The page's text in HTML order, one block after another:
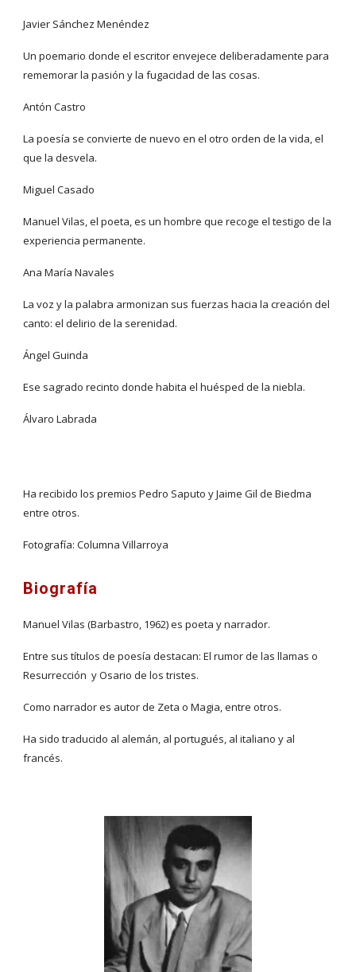
Javier Sánchez Menéndez
Un poemario donde el escritor envejece deliberadamente para
rememorar la pasión y la fugacidad de las cosas.
Antón Castro
La poesía se convierte de nuevo en el otro orden de la vida, el
que la desvela.
Miguel Casado
Manuel Vilas, el poeta, es un hombre que recoge el testigo de la
experiencia permanente.
Ana María Navales
La voz y la palabra armonizan sus fuerzas hacia la creación del
canto: el delirio de la serenidad.
Ángel Guinda
Ese sagrado recinto donde habita el huésped de la niebla.
Álvaro Labrada
Ha recibido los premios Pedro Saputo y Jaime Gil de Biedma
entre otros.
Fotografía: Columna Villarroya
Biografía
Manuel Vilas (Barbastro, 1962) es poeta y narrador.
Entre sus títulos de poesía destacan: El rumor de las llamas o
Resurrección  y Osario de los tristes.
Como narrador es autor de Zeta o Magia, entre otros.
Ha sido traducido al alemán, al portugués, al italiano y al
francés.